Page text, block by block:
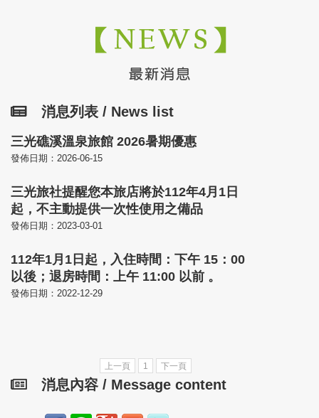
消息列表 / News list
三光礁溪溫泉旅館 2026暑期優惠
發佈日期：2026-06-15
三光旅社提醒您本旅店將於112年4月1日
起，不主動提供一次性使用之備品
發佈日期：2023-03-01
112年1月1日起，入住時間：下午 15：00
以後；退房時間：上午 11:00 以前 。
發佈日期：2022-12-29
上一頁 1 下一頁
消息內容 / Message content